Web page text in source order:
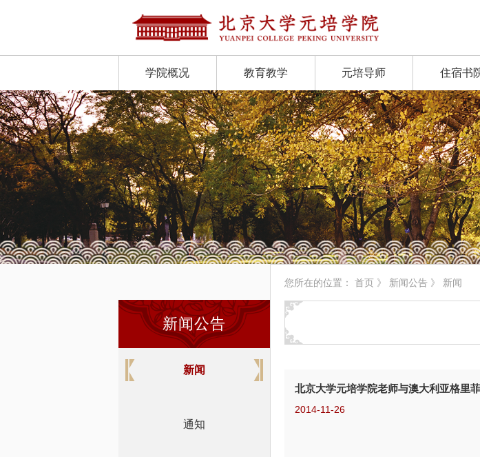
学院概况 教育教学 元培导师 住宿书
新闻公告
新闻
通知
您所在的位置： 首页 》 新闻公告 》 新闻
北京大学元培学院老师与澳大利亚格里
2014-11-26